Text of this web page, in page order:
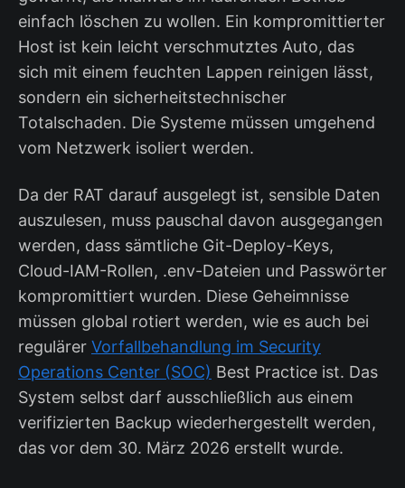
einfach löschen zu wollen. Ein kompromittierter
Host ist kein leicht verschmutztes Auto, das
sich mit einem feuchten Lappen reinigen lässt,
sondern ein sicherheitstechnischer
Totalschaden. Die Systeme müssen umgehend
vom Netzwerk isoliert werden.
Da der RAT darauf ausgelegt ist, sensible Daten
auszulesen, muss pauschal davon ausgegangen
werden, dass sämtliche Git-Deploy-Keys,
Cloud-IAM-Rollen, .env-Dateien und Passwörter
kompromittiert wurden. Diese Geheimnisse
müssen global rotiert werden, wie es auch bei
regulärer Vorfallbehandlung im Security
Operations Center (SOC) Best Practice ist. Das
System selbst darf ausschließlich aus einem
verifizierten Backup wiederhergestellt werden,
das vor dem 30. März 2026 erstellt wurde.